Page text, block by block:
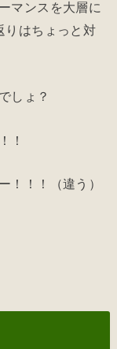
マンスを大層に
りはちょっと対
しょ？
！
！！！（違う）